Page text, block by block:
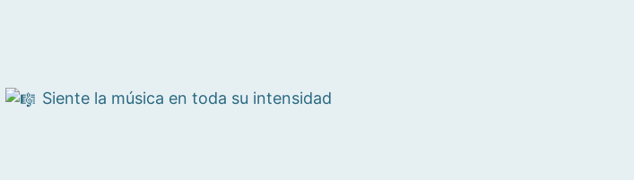
Siente la música en toda su intensidad